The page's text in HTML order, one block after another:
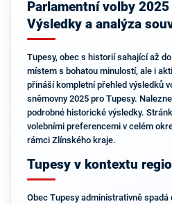
Parlamentní volby
Výsledky a analýza
Tupesy, obec s historií sahající až
místem s bohatou minulostí, ale i
přináší kompletní přehled výsledků
sněmovny 2025 pro Tupesy.
podrobné historické výsledky.
volebními preferencemi v celém
rámci Zlínského kraje.
Tupesy v kontextu
Obec Tupesy administrativně